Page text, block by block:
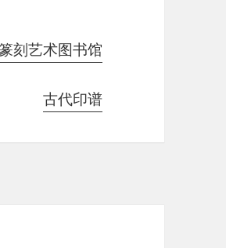
刻艺术图书馆
古代印谱